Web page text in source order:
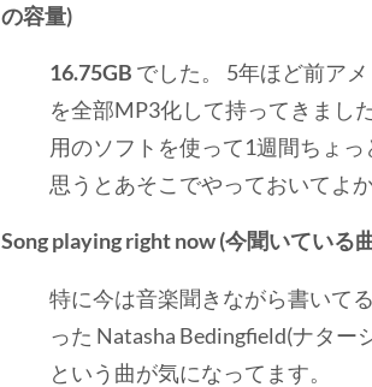
の容量)
16.75GB でした。 5年ほど前ア
を全部MP3化して持ってきまし
用のソフトを使って1週間ちょ
思うとあそこでやっておいてよ
Song playing right now (今聞いている
特に今は音楽聞きながら書いて
った Natasha Bedingfield(ナター
という曲が気になってます。